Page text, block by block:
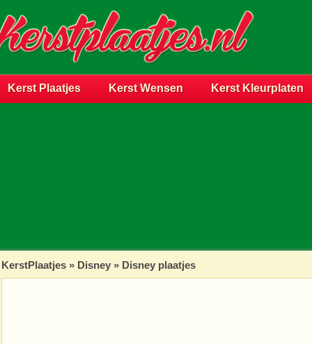
Kerst Plaatjes Kerst Wensen Kerst Kleurplaten
KerstPlaatjes » Disney » Disney plaatjes